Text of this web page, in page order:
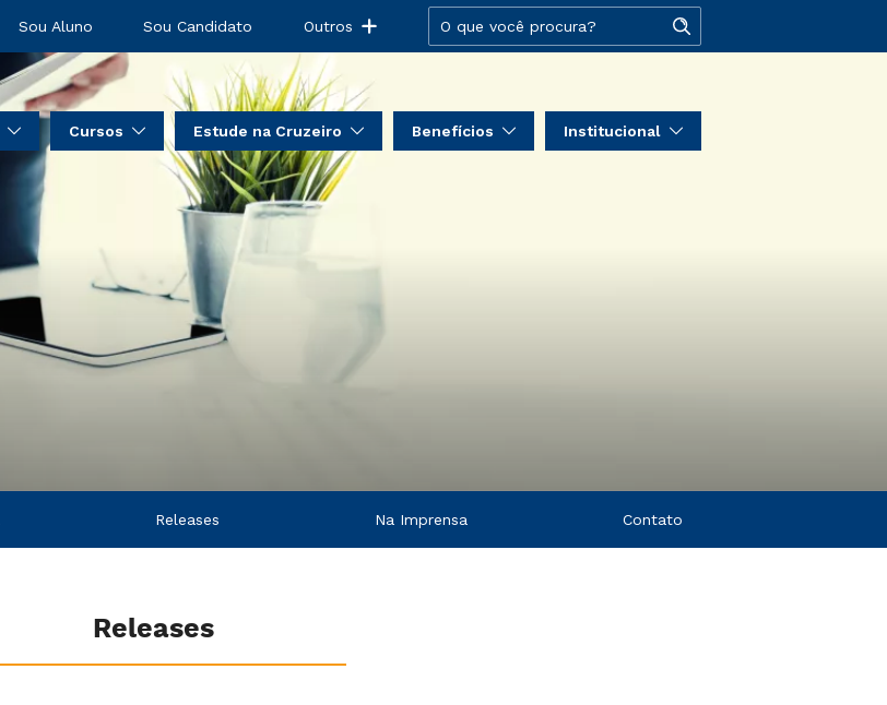
Sou Aluno Sou Candidato Outros
Cursos Estude na Cruzeiro Benefícios Institucional
Releases Na Imprensa Contato
Releases